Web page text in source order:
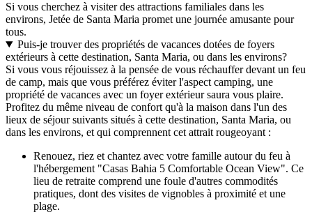
Si vous cherchez à visiter des attractions familiales dans les
environs, Jetée de Santa Maria promet une journée amusante pour
tous.
Puis-je trouver des propriétés de vacances dotées de foyers
extérieurs à cette destination, Santa Maria, ou dans les environs?
Si vous vous réjouissez à la pensée de vous réchauffer devant un feu
de camp, mais que vous préférez éviter l'aspect camping, une
propriété de vacances avec un foyer extérieur saura vous plaire.
Profitez du même niveau de confort qu'à la maison dans l'un des
lieux de séjour suivants situés à cette destination, Santa Maria, ou
dans les environs, et qui comprennent cet attrait rougeoyant :
Renouez, riez et chantez avec votre famille autour du feu à
l'hébergement "Casas Bahia 5 Comfortable Ocean View". Ce
lieu de retraite comprend une foule d'autres commodités
pratiques, dont des visites de vignobles à proximité et une
plage.